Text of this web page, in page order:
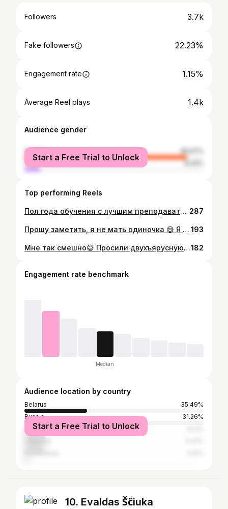
Followers 3.7k
Fake followers 22.23%
Engagement rate 1.15%
Average Reel plays 1.4k
Audience gender
female
90.57%
male
9.43%
Start a Free Trial to Unlock
Top performing Reels
Пол года обучения с лучшим преподавателем @lietuviu_kalbos_maratonas и я сдала экзамены 🥳 Горжусь собой ♥️ 287
Прошу заметить, я не мать одиночка 😅 Я передам Сашке , что вы ставите ♥️ Может он чаще будет фотографироваться ) Фото: @aleksejeva.photo 193
Мне так смешно😅 Просили двухъярусную кровать, а сейчас вообще все поменялось . Давид ютится с Полиной на одной кровати , а Аделина спит в Давида комнате 😃182
Engagement rate benchmark
Median
Audience location by country
Belarus
35.49%
Russia
31.26%
Ukraine
Start a Free Trial to Unlock
10. Evaldas Ščiuka